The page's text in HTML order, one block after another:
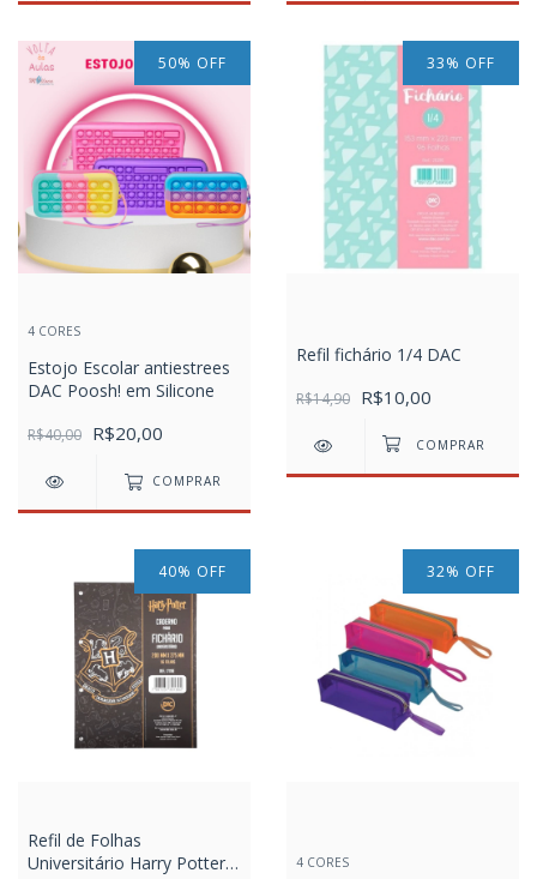
50% OFF
4 CORES
Estojo Escolar antiestrees
DAC Poosh! em Silicone
R$40,00 R$20,00
COMPRAR
33% OFF
Refil fichário 1/4 DAC
R$14,90 R$10,00
40% OFF
Refil de Folhas
Universitário Harry Potter
32% OFF
4 CORES